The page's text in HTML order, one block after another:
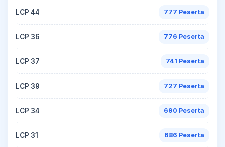
LCP 44 777 Peserta
LCP 36 776 Peserta
LCP 37 741 Peserta
LCP 39 727 Peserta
LCP 34 690 Peserta
LCP 31 686 Peserta